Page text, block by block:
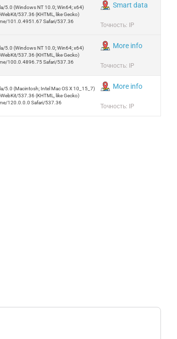
5.0 (Windows NT 10.0; Win64; x64)
537.36 (KHTML, like Gecko)
101.0.4951.67 Safari/537.36
Smart data
Точность: IP
5.0 (Windows NT 10.0; Win64; x64)
537.36 (KHTML, like Gecko)
100.0.4896.75 Safari/537.36
More info
Точность: IP
5.0 (Macintosh; Intel Mac OS X 10_15_7)
537.36 (KHTML, like Gecko)
120.0.0.0 Safari/537.36
More info
Точность: IP